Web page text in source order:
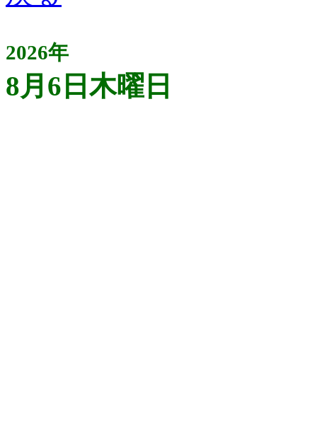
2026年
8月6日木曜日